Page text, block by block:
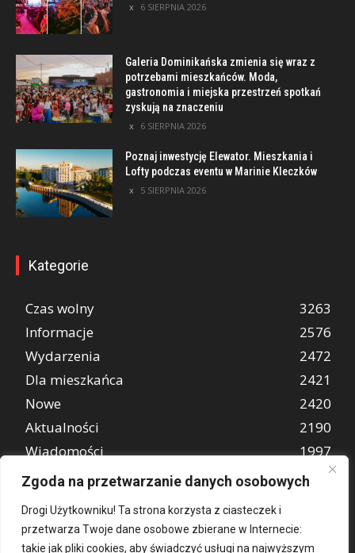
Zgoda na przetwarzanie danych osobowych
Drogi Użytkowniku! Ta strona korzysta z ciasteczek i
przetwarza Twoje dane osobowe zbierane w Internecie:
takie jak pliki cookies, aby świadczyć usługi na najwyższym
6 SIERPNIA 2026
Galeria Dominikańska zmienia się wraz z
potrzebami mieszkańców. Moda,
gastronomia i miejska przestrzeń spotkań
zyskują na znaczeniu
6 SIERPNIA 2026
Poznaj inwestycję Elewator. Mieszkania i
Lofty podczas eventu w Marinie Kleczków
5 SIERPNIA 2026
Kategorie
Czas wolny
3263
Informacje
2576
Wydarzenia
2472
Dla mieszkańca
2421
Nowe
2420
Aktualności
2190
Wiadomości
1997
REKLAMA
849